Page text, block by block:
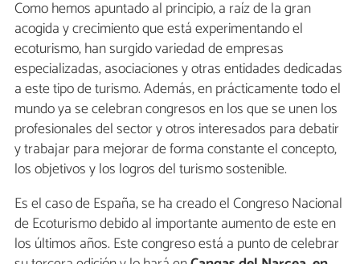
Como hemos apuntado al principio, a raíz de la gran
acogida y crecimiento que está experimentando el
ecoturismo, han surgido variedad de empresas
especializadas, asociaciones y otras entidades dedicadas
a este tipo de turismo. Además, en prácticamente todo el
mundo ya se celebran congresos en los que se unen los
profesionales del sector y otros interesados para debatir
y trabajar para mejorar de forma constante el concepto,
los objetivos y los logros del turismo sostenible.
Es el caso de España, se ha creado el Congreso Nacional
de Ecoturismo debido al importante aumento de este en
los últimos años. Este congreso está a punto de celebrar